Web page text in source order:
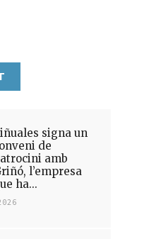
signa un
de
amb
l’empresa
ha...